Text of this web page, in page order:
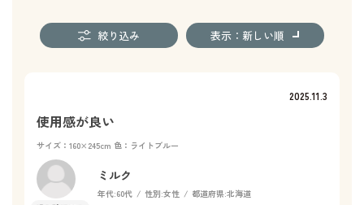
絞り込み 表示：新しい順
2025.11.3
使用感が良い
サイズ：160×245cm 色：ライトブルー
ミルク
年代:60代 性別:女性 都道府県:北海道